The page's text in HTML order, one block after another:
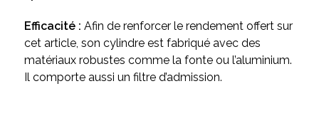
Efficacité : Afin de renforcer le rendement offert sur
cet article, son cylindre est fabriqué avec des
matériaux robustes comme la fonte ou l’aluminium.
Il comporte aussi un filtre d’admission.